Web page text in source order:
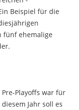
Beispiel für die
fünf ehemalige
Playoffs war für
Jahr soll es